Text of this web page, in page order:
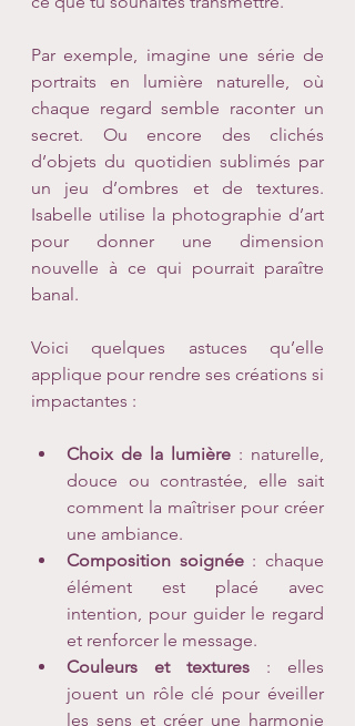
Par exemple, imagine une série de
portraits en lumière naturelle, où
chaque regard semble raconter un
secret. Ou encore des clichés
d’objets du quotidien sublimés par
un jeu d’ombres et de textures.
Isabelle utilise la photographie d’art
pour donner une dimension
nouvelle à ce qui pourrait paraître
banal.
Voici quelques astuces qu’elle
applique pour rendre ses créations si
impactantes :
Choix de la lumière : naturelle,
douce ou contrastée, elle sait
comment la maîtriser pour créer
une ambiance.
Composition soignée : chaque
élément est placé avec
intention, pour guider le regard
et renforcer le message.
Couleurs et textures : elles
jouent un rôle clé pour éveiller
les sens et créer une harmonie